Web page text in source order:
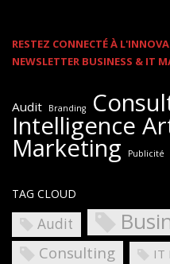
RESTEZ CONNECTÉ À
NEWSLETTER BUSINESS & IT
Audit Branding
Intelligence
Marketing Publicité
TAG CLOUD
Audit
Consulting
IT